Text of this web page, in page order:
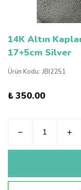
14K Altın
17+5cm Silver
Ürün Kodu: JBI2251
₺ 350.00